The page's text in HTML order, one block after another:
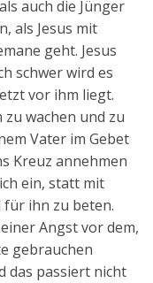
auch die Jünger
als Jesus mit
geht. Jesus
schwer wird es
vor ihm liegt.
wachen und zu
Vater im Gebet
Kreuz annehmen
ein, statt mit
für ihn zu beten.
Angst vor dem,
gebrauchen
das passiert nicht